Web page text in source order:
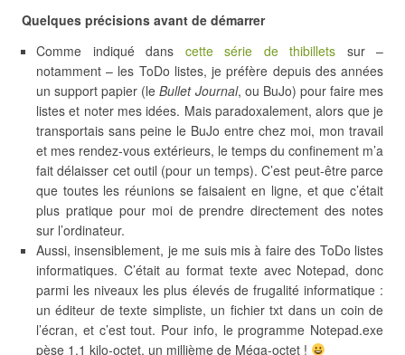
Quelques précisions avant de démarrer
Comme indiqué dans cette série de thibillets sur –
notamment – les ToDo listes, je préfère depuis des années
un support papier (leBullet Journal, ou BuJo) pour faire mes
listes et noter mes idées. Mais paradoxalement, alors que je
transportais sans peine le BuJo entre chez moi, mon travail
et mes rendez-vous extérieurs, le temps du confinement m’a
fait délaisser cet outil (pour un temps). C’est peut-être parce
que toutes les réunions se faisaient en ligne, et que c’était
plus pratique pour moi de prendre directement des notes
sur l’ordinateur.
Aussi, insensiblement, je me suis mis à faire des ToDo listes
informatiques. C’était au format texte avec Notepad, donc
parmi les niveaux les plus élevés de frugalité informatique :
un éditeur de texte simpliste, un fichier txt dans un coin de
l’écran, et c’est tout. Pour info, le programme Notepad.exe
pèse 1,1 kilo-octet, un millième de Méga-octet !